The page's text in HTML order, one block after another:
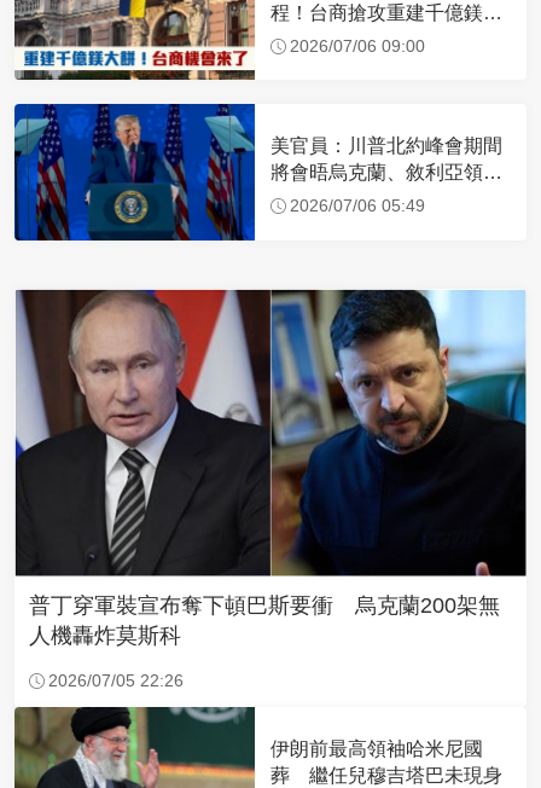
程！台商搶攻重建千億鎂大
餅 2026/07/06 09:00
美官員：川普北約峰會期間
將會晤烏克蘭、敘利亞領導
人2026/07/06 05:49
普丁穿軍裝宣布奪下頓巴斯要衝 烏克蘭200架無
人機轟炸莫斯科
2026/07/05 22:26
伊朗前最高領袖哈米尼國
葬 繼任兒穆吉塔巴未現身